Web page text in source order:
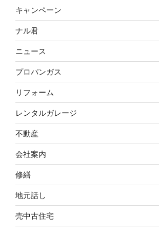
キャンペーン
ナル君
ニュース
プロパンガス
リフォーム
レンタルガレージ
不動産
会社案内
修繕
地元話し
売中古住宅